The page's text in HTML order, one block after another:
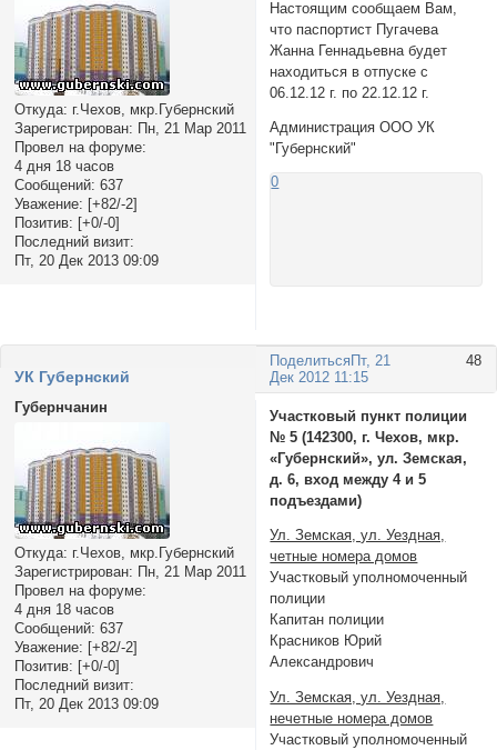
Откуда: г.Чехов, мкр.Губернский
Зарегистрирован: Пн, 21 Мар 2011
Провел на форуме:
4 дня 18 часов
Сообщений: 637
Уважение: [+82/-2]
Позитив: [+0/-0]
Последний визит:
Пт, 20 Дек 2013 09:09
Настоящим сообщаем Вам,
что паспортист Пугачева
Жанна Геннадьевна будет
находиться в отпуске с
06.12.12 г. по 22.12.12 г.
Администрация ООО УК
"Губернский"
0
Поделиться 48
Пт, 21
Дек 2012 11:15
УК Губернский
Губернчанин
Откуда: г.Чехов, мкр.Губернский
Зарегистрирован: Пн, 21 Мар 2011
Провел на форуме:
4 дня 18 часов
Сообщений: 637
Уважение: [+82/-2]
Позитив: [+0/-0]
Последний визит:
Пт, 20 Дек 2013 09:09
Участковый пункт полиции
№ 5 (142300, г. Чехов, мкр.
«Губернский», ул. Земская,
д. 6, вход между 4 и 5
подъездами)
Ул. Земская, ул. Уездная,
четные номера домов
Участковый уполномоченный
полиции
Капитан полиции
Красников Юрий
Александрович
Ул. Земская, ул. Уездная,
нечетные номера домов
Участковый уполномоченный